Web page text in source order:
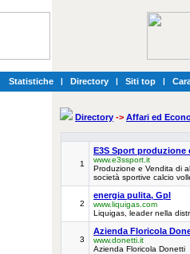
Statistiche | Directory | Siti top |
Directory -> Affari ed
1
E3S Sport
www.e3ssport.it
Produzione e Vendita di
società sportive calcio
2
energia pulita, Gpl
www.liquigas.com
Liquigas, leader nella
3
Azienda Floricola
www.donetti.it
Azienda Floricola Donetti